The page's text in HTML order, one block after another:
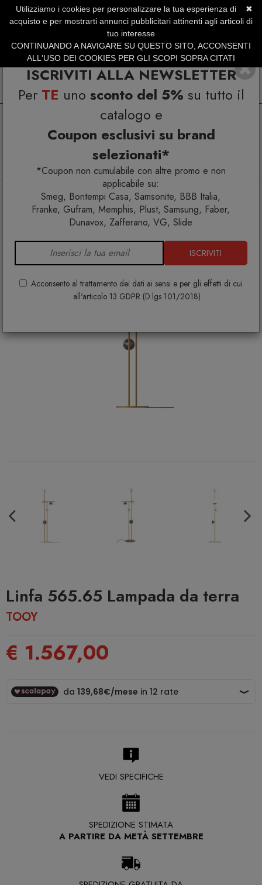
ISCRIVITI ALLA NEWSLETTER
Per TE uno sconto del 5% su tutto il
catalogo e
Coupon esclusivi su brand
selezionati*
*Coupon non cumulabile con altre promo e non
applicabile su:
Smeg, Bontempi Casa, Samsonite, BBB Italia,
Franke, Gufram, Memphis, Plust, Samsung, Faber,
Dunavox, Zafferano, VG, Slide
ISCRIVITI
Acconsento al trattamento dei dati ai sensi e per gli effetti di cui
all'articolo 13 GDPR (D.lgs 101/2018)
SERVIZIO CLIENTI +39.0773.470.562
SUMMER SALES | Fino al 31 Agosto
Illuminazione
Lampade da terra
Linfa 565.65 Lampada da terra
Linfa 565.65 Lampada da terra
TOOY
€ 1.567,00
VEDI SPECIFICHE
SPEDIZIONE STIMATA
A PARTIRE DA METÀ SETTEMBRE
✖
Utilizziamo i cookies per personalizzare la tua esperienza di
acquisto e per mostrarti annunci pubblicitari attinenti agli articoli di
tuo interesse
CONTINUANDO A NAVIGARE SU QUESTO SITO, ACCONSENTI
ALL'USO DEI COOKIES PER GLI SCOPI SOPRA CITATI